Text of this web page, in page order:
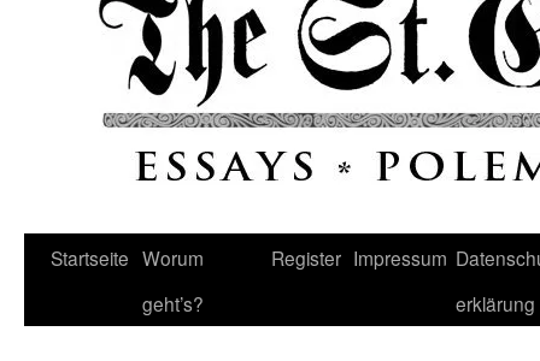
Startseite Worum
geht’s?
Register Impressum
erklärung